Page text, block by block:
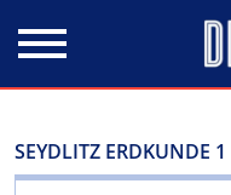
SEYDLITZ ERDKUNDE